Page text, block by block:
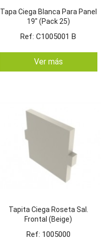
Tapa Ciega Blanca Para Panel
19" (Pack 25)
Ref: C1005001 B
Ver más
Tapita Ciega Roseta Sal.
Frontal (Beige)
Ref: 1005000